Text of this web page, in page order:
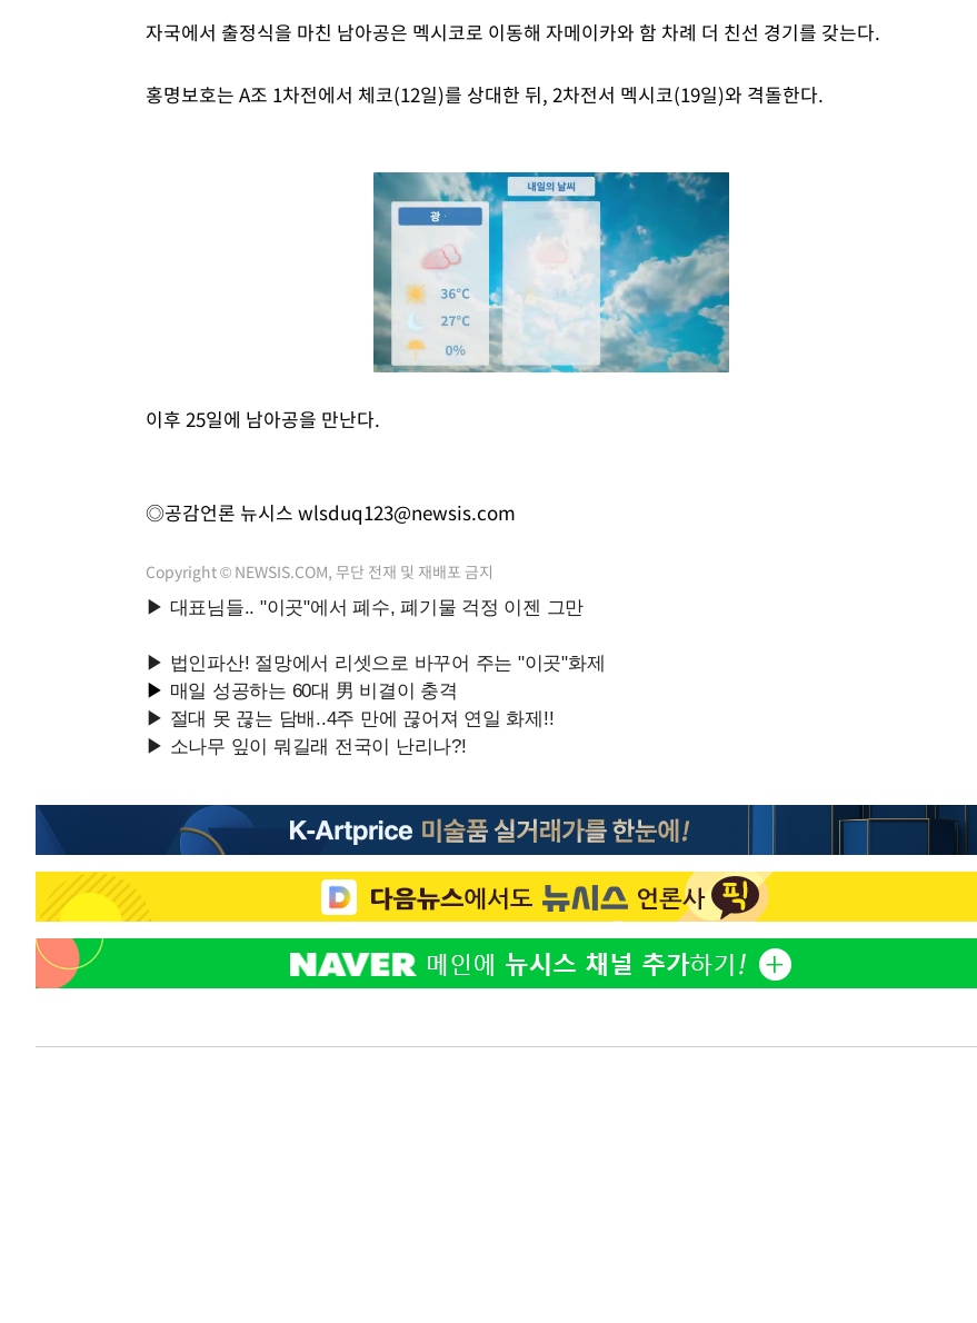
자국에서 출정식을 마친 남아공은 멕시코로 이동해 자메이카와 함 차례 더 친선 경기를 갖는다.
홍명보호는 A조 1차전에서 체코(12일)를 상대한 뒤, 2차전서 멕시코(19일)와 격돌한다.
이후 25일에 남아공을 만난다.
◎공감언론 뉴시스 wlsduq123@newsis.com
Copyright © NEWSIS.COM, 무단 전재 및 재배포 금지